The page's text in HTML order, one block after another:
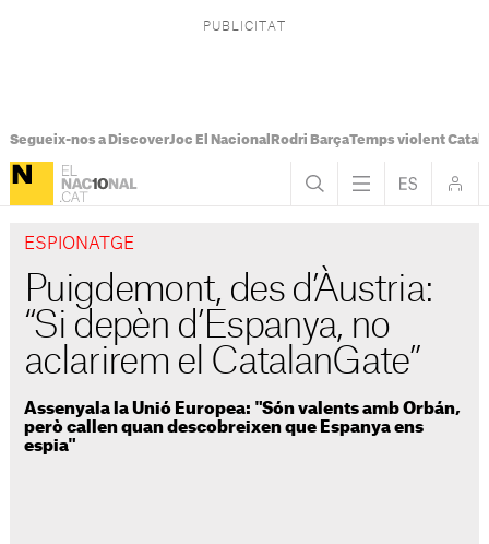
Segueix-nos a DiscoverJoc El Nacional Rodri BarçaTemps violent
ESPIONATGE
Puigdemont, des d’Àustria:
“Si depèn d’Espanya, no
aclarirem el CatalanGate”
Assenyala la Unió Europea: "Són valents amb Orbán,
però callen quan descobreixen que Espanya ens
espia"